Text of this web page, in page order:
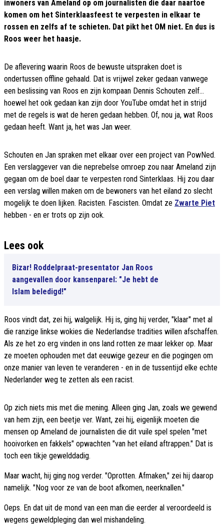
inwoners van Ameland op om journalisten die daar naartoe
komen om het Sinterklaasfeest te verpesten in elkaar te
rossen en zelfs af te schieten. Dat pikt het OM niet. En dus is
Roos weer het haasje.
De aflevering waarin Roos de bewuste uitspraken doet is
ondertussen offline gehaald. Dat is vrijwel zeker gedaan vanwege
een beslissing van Roos en zijn kompaan Dennis Schouten zelf...
hoewel het ook gedaan kan zijn door YouTube omdat het in strijd
met de regels is wat de heren gedaan hebben. Of, nou ja, wat Roos
gedaan heeft. Want ja, het was Jan weer.
Schouten en Jan spraken met elkaar over een project van PowNed.
Een verslaggever van die neprebelse omroep zou naar Ameland zijn
gegaan om de boel daar te verpesten rond Sinterklaas. Hij zou daar
een verslag willen maken om de bewoners van het eiland zo slecht
mogelijk te doen lijken. Racisten. Fascisten. Omdat ze Zwarte Piet
hebben - en er trots op zijn ook.
Lees ook
Bizar! Roddelpraat-presentator Jan Roos
aangevallen door kansenparel: "Je hebt de
Islam beledigd!"
Roos vindt dat, zei hij, walgelijk. Hij is, ging hij verder, "klaar" met al
die ranzige linkse wokies die Nederlandse tradities willen afschaffen.
Als ze het zo erg vinden in ons land rotten ze maar lekker op. Maar
ze moeten ophouden met dat eeuwige gezeur en die pogingen om
onze manier van leven te veranderen - en in de tussentijd elke echte
Nederlander weg te zetten als een racist.
Op zich niets mis met die mening. Alleen ging Jan, zoals we gewend
van hem zijn, een beetje ver. Want, zei hij, eigenlijk moeten die
mensen op Ameland de journalisten die dit vuile spel spelen "met
hooivorken en fakkels" opwachten "van het eiland aftrappen." Dat is
toch een tikje gewelddadig.
Maar wacht, hij ging nog verder. "Oprotten. Afmaken," zei hij daarop
namelijk. "Nog voor ze van de boot afkomen, neerknallen."
Oeps. En dat uit de mond van een man die eerder al veroordeeld is
wegens geweldpleging dan wel mishandeling.